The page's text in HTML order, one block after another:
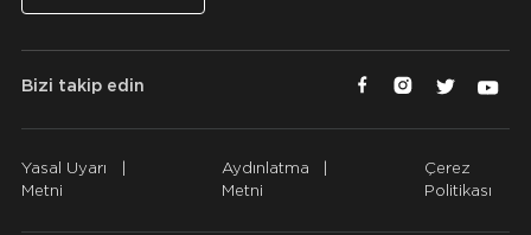
Bizi takip edin
Yasal Uyarı
Metni
Aydınlatma
Metni
Çerez
Politikası